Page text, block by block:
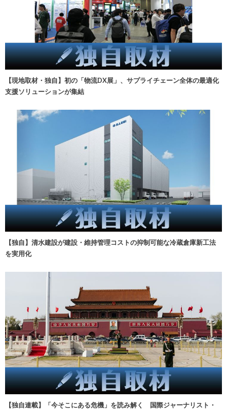
【現地取材・独自】初の「物流DX展」、サプライチェーン全体の最適化
支援ソリューションが集結
【独自】清水建設が建設・維持管理コストの抑制可能な冷蔵倉庫新工法
を実用化
【独自連載】「今そこにある危機」を読み解く 国際ジャーナリスト・